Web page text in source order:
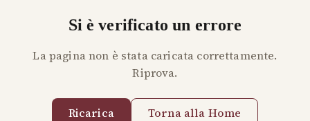
Si è verificato un errore
La pagina non è stata caricata correttamente.
Riprova.
Ricarica Torna alla Home